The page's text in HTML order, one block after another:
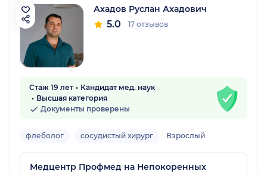
Ахадов Руслан Ахадович
5.0 17 отзывов
Стаж 19 лет
Кандидат мед. наук
Высшая категория
Документы проверены
флеболог сосудистый хирург Взрослый
Медцентр Профмед на Непокоренных